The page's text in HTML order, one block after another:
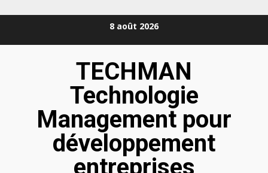
8 août 2026
TECHMAN
Technologie
Management pour
développement
entreprises